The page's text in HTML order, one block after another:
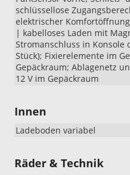
schlüssellose
elektrischer
| kabelloses Laden mit
Stromanschluss in Konsole
Stück); Fixierelemente im
Gepäckraum; Ablagenetz
12 V im Gepäckraum
Innen
Ladeboden variabel
Räder & Technik